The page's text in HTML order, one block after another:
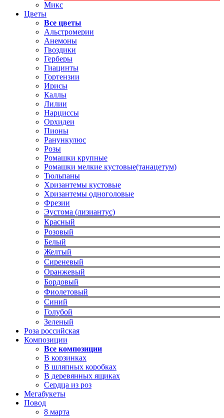
Микс
Цветы
Все цветы
Альстромерии
Анемоны
Гвоздики
Герберы
Гиацинты
Гортензии
Ирисы
Каллы
Лилии
Нарциссы
Орхидеи
Пионы
Ранункулюс
Розы
Ромашки крупные
Ромашки мелкие кустовые(танацетум)
Тюльпаны
Хризантемы кустовые
Хризантемы одноголовые
Фрезии
Эустома (лизиантус)
Красный
Розовый
Белый
Желтый
Сиреневый
Оранжевый
Бордовый
Фиолетовый
Синий
Голубой
Зеленый
Роза российская
Композиции
Все композиции
В корзинках
В шляпных коробках
В деревянных ящиках
Сердца из роз
Мегабукеты
Повод
8 марта